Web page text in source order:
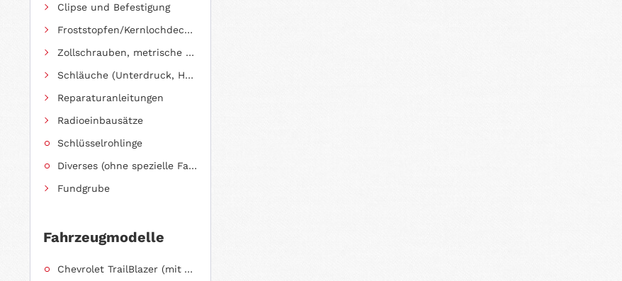
Clipse und Befestigung
Froststopfen/Kernlochdeckel (nach Abmessung sortiert)
Zollschrauben, metrische Schauben, Stehbolzen
Schläuche (Unterdruck, Heizung, Kraftstoff usw.) und Zubehör
Reparaturanleitungen
Radioeinbausätze
Schlüsselrohlinge
Diverses (ohne spezielle Fahrzeugzuordnung)
Fundgrube
Fahrzeugmodelle
Chevrolet TrailBlazer (mit Allradantrieb)